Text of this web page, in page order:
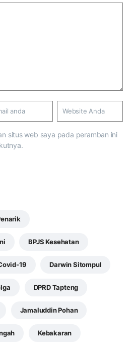
situs web saya pada peramban ini
BPJS Kesehatan
19 Darwin Sitompul
DPRD Tapteng
Jamaluddin Pohan
Kebakaran